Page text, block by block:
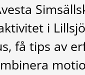
i
få tips av